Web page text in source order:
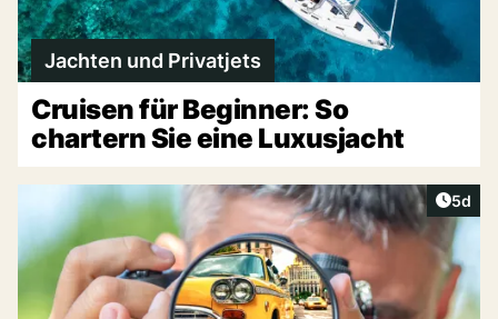
Jachten und Privatjets
Cruisen für Beginner: So
chartern Sie eine Luxusjacht
5d